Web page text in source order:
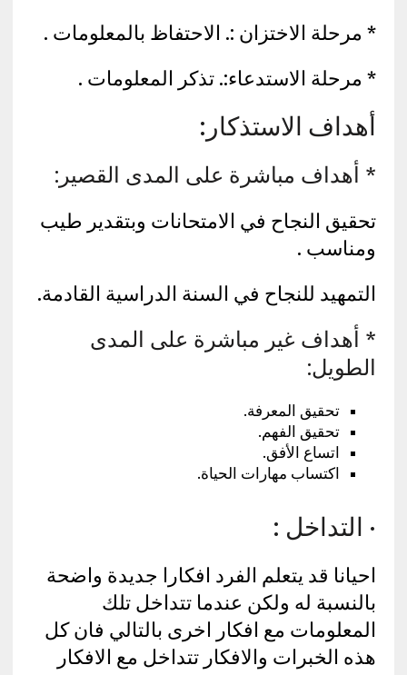
* مرحلة الاختزان :. الاحتفاظ بالمعلومات .
* مرحلة الاستدعاء:. تذكر المعلومات .
أهداف الاستذكار:
* أهداف مباشرة على المدى القصير:
تحقيق النجاح في الامتحانات وبتقدير طيب
ومناسب .
التمهيد للنجاح في السنة الدراسية القادمة.
* أهداف غير مباشرة على المدى
الطويل:
تحقيق المعرفة.
تحقيق الفهم.
اتساع الأفق.
اكتساب مهارات الحياة.
· التداخل :
احيانا قد يتعلم الفرد افكارا جديدة واضحة
بالنسبة له ولكن عندما تتداخل تلك
المعلومات مع افكار اخرى بالتالي فان كل
هذه الخبرات والافكار تتداخل مع الافكار